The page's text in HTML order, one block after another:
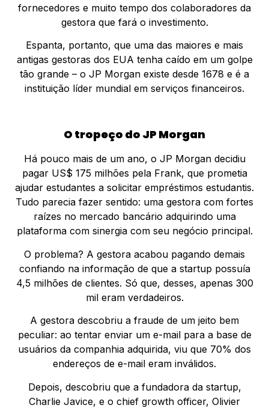
fornecedores e muito tempo dos colaboradores da
gestora que fará o investimento.
Espanta, portanto, que uma das maiores e mais
antigas gestoras dos EUA tenha caído em um golpe
tão grande – o JP Morgan existe desde 1678 e é a
instituição líder mundial em serviços financeiros.
O tropeço do JP Morgan
Há pouco mais de um ano, o JP Morgan decidiu
pagar US$ 175 milhões pela Frank, que prometia
ajudar estudantes a solicitar empréstimos estudantis.
Tudo parecia fazer sentido: uma gestora com fortes
raízes no mercado bancário adquirindo uma
plataforma com sinergia com seu negócio principal.
O problema? A gestora acabou pagando demais
confiando na informação de que a startup possuía
4,5 milhões de clientes. Só que, desses, apenas 300
mil eram verdadeiros.
A gestora descobriu a fraude de um jeito bem
peculiar: ao tentar enviar um e-mail para a base de
usuários da companhia adquirida, viu que 70% dos
endereços de e-mail eram inválidos.
Depois, descobriu que a fundadora da startup,
Charlie Javice, e o chief growth officer, Olivier